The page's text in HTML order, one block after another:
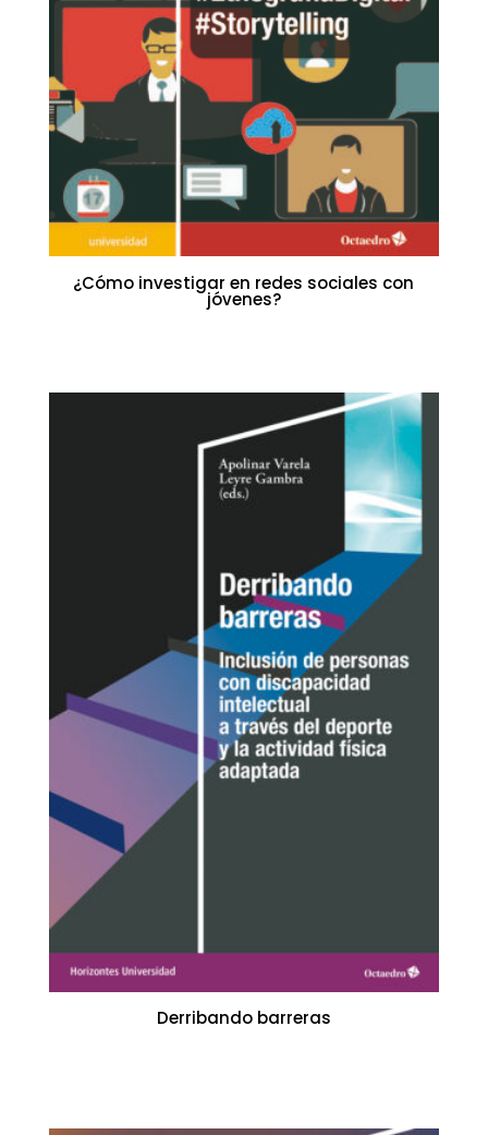
¿Cómo investigar en redes sociales con
jóvenes?
Derribando barreras